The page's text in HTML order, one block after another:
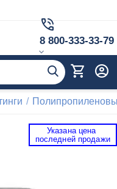
8 800-333-33-79
/
Указана цена
последней продажи